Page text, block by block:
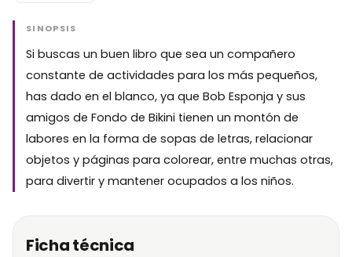
SINOPSIS
Si buscas un buen libro que sea un compañero
constante de actividades para los más pequeños,
has dado en el blanco, ya que Bob Esponja y sus
amigos de Fondo de Bikini tienen un montón de
labores en la forma de sopas de letras, relacionar
objetos y páginas para colorear, entre muchas otras,
para divertir y mantener ocupados a los niños.
Ficha técnica